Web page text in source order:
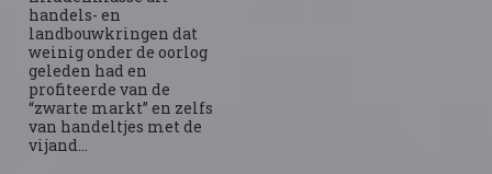
handels- en
landbouwkringen dat
weinig onder de oorlog
geleden had en
profiteerde van de
“zwarte markt” en zelfs
van handeltjes met de
vijand…